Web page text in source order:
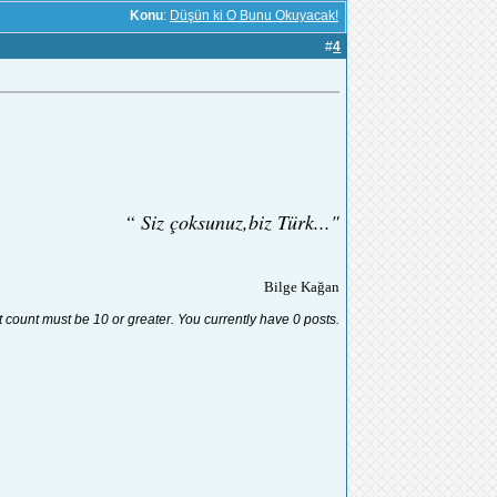
Konu: Düşün ki O Bunu Okuyacak!
#4
“ Siz çoksunuz,biz Türk..."
Bilge Kağan
must be 10 or greater. You currently have 0 posts.